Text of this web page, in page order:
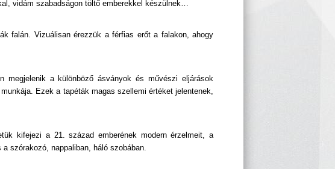
vidám szabadságon töltő emberekkel készülnek…
falán. Vizuálisan érezzük a férfias erőt a falakon, ahogy
megjelenik a különböző ásványok és művészi eljárások
Ezek a tapéták magas szellemi értéket jelentenek,
kifejezi a 21. század emberének modern érzelmeit, a
szórakozó, nappaliban, háló szobában.